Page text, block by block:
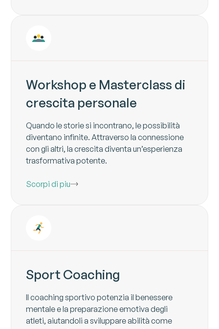
Workshop e Masterclass di
crescita personale
Quando le storie si incontrano, le possibilità
diventano infinite. Attraverso la connessione
con gli altri, la crescita diventa un’esperienza
trasformativa potente.
Scorpi di piu
Sport Coaching
Il coaching sportivo potenzia il benessere
mentale e la preparazione emotiva degli
atleti, aiutandoli a sviluppare abilità come